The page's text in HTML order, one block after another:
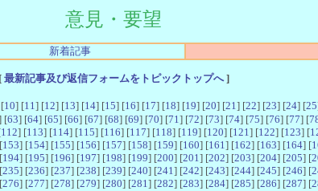
意見・要望
新着記事
[最新記事及び返信フォームをトピックトップへ]
10] [11 ] [12] [13] [14] [15] [16] [17] [18] [19] [20] [21 ] [22] [23] [24] [25
[63] [64] [65] [66] [67] [68] [69] [70] [71 ] [72] [73] [74] [75] [76] [77] [
112] [113] [114] [115] [116] [117] [118] [119] [120] [121 ] [122] [123] [
153] [154] [155] [156] [157] [158] [159] [160] [161 ] [162] [163] [164] [
194] [195] [196] [197] [198] [199] [200] [201 ] [202] [203] [204] [205] [
235] [236] [237] [238] [239] [240] [241 ] [242] [243] [244] [245] [246] [
276] [277] [278] [279] [280] [281 ] [282] [283] [284] [285] [286] [287] [